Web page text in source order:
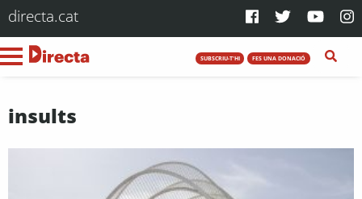
directa.cat
SUBSCRIU-T'HI FES UNA DONACIÓ
insults